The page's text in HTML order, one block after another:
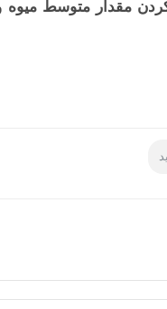
مقدار متوسط